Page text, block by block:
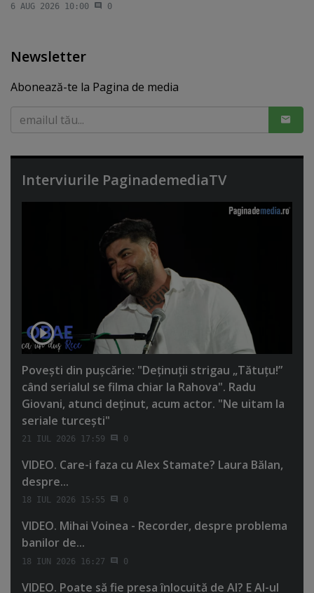
6 AUG 2026 10:00 0
Newsletter
Abonează-te la Pagina de media
Interviurile PaginademediaTV
Poveşti din puşcărie: "Deţinuţii strigau „Tătuţu!”
când serialul se filma chiar la Rahova". Radu
Giovani, atunci deţinut, acum actor. "Ne uitam la
seriale turceşti"
21 IUL 2026 17:59 0
VIDEO. Care-i faza cu Alex Stamate? Laura Bălan,
despre...
18 IUL 2026 15:55 0
VIDEO. Mihai Voinea - Recorder, despre problema
banilor de...
18 IUN 2026 16:27 0
VIDEO. Poate să fie presa înlocuită de AI? E AI-ul